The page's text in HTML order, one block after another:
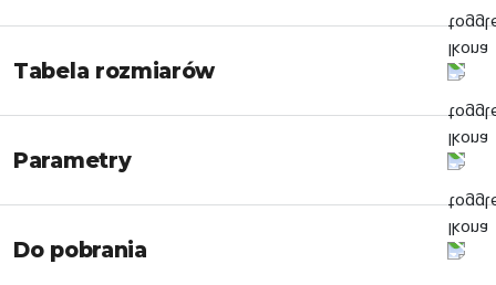
Tabela rozmiarów
Parametry
Do pobrania